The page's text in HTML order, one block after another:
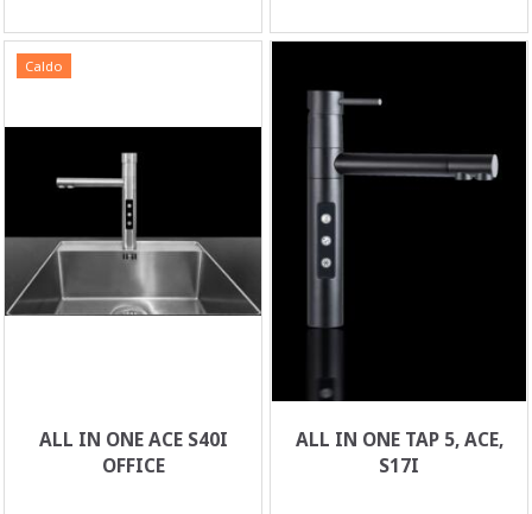
Caldo
ALL IN ONE ACE S40I
OFFICE
ALL IN ONE TAP 5, ACE,
S17I